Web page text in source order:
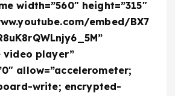
width=”560″ height=”315″
embed/BX7
video player”
allow=”accelerometer;
write; encrypted-